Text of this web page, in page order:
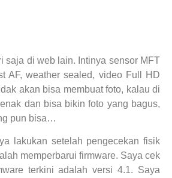
saja di web lain. Intinya sensor MFT
AF, weather sealed, video Full HD
akan bisa membuat foto, kalau di
dan bisa bikin foto yang bagus,
pun bisa…
lakukan setelah pengecekan fisik
memperbarui firmware. Saya cek
terkini adalah versi 4.1. Saya